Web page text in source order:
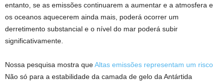
entanto, se as emissões continuarem a aumentar e a atmosfera e
os oceanos aquecerem ainda mais, poderá ocorrer um
derretimento substancial e o nível do mar poderá subir
significativamente.
Nossa pesquisa mostra queAltas emissões representam um risco
Não só para a estabilidade da camada de gelo da Antártida